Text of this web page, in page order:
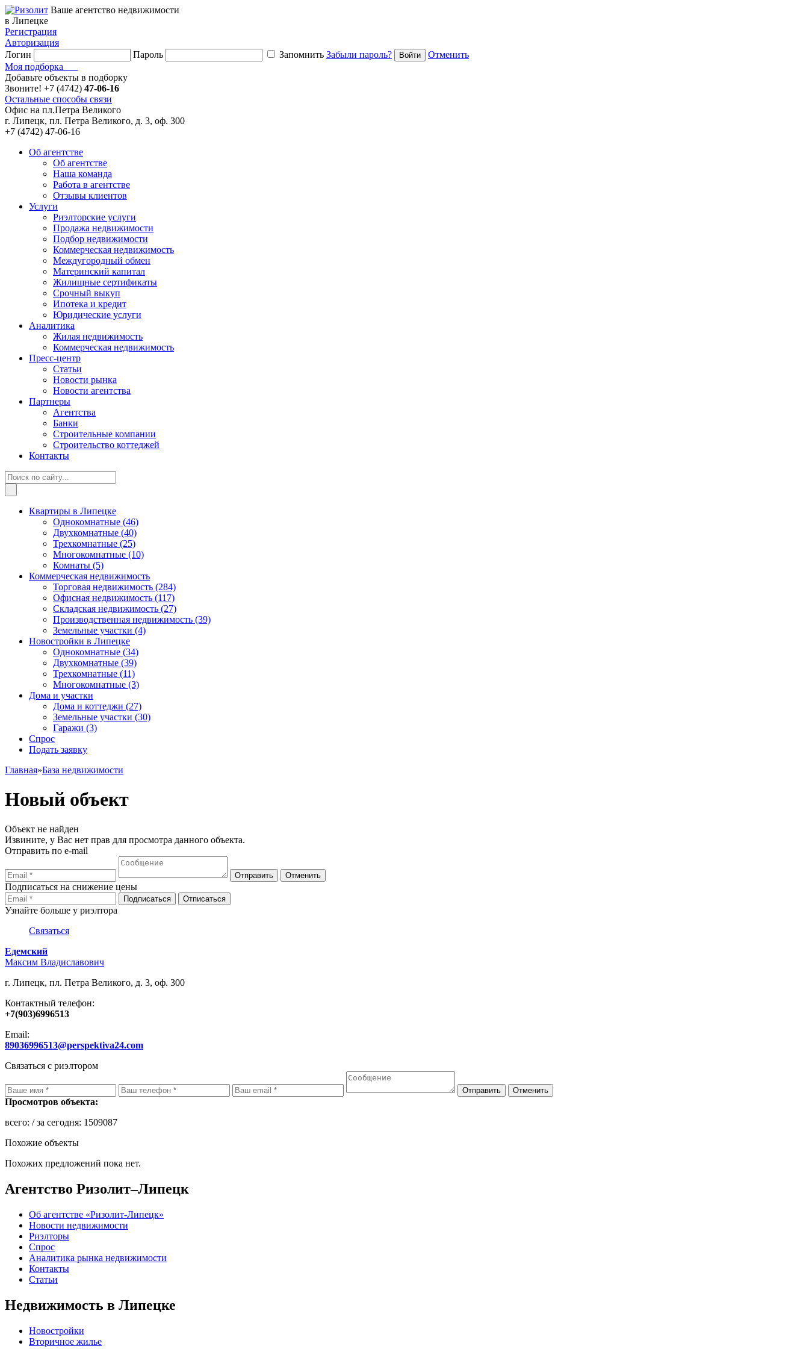
Ваше агентство недвижимости
в Липецке
Регистрация
Авторизация
Логин
Пароль Запомнить Забыли пароль?
Отменить
Моя подборка
Добавьте объекты в подборку
Звоните! +7 (4742) 47-06-16
Остальные способы связи
Офис на пл.Петра Великого
г. Липецк, пл. Петра Великого, д. 3, оф. 300
+7 (4742) 47-06-16
Об агентстве
Об агентстве
Наша команда
Работа в агентстве
Отзывы клиентов
Услуги
Риэлторские услуги
Продажа недвижимости
Подбор недвижимости
Коммерческая недвижимость
Междугородный обмен
Материнский капитал
Жилищные сертификаты
Срочный выкуп
Ипотека и кредит
Юридические услуги
Аналитика
Жилая недвижимость
Коммерческая недвижимость
Пресс-центр
Статьи
Новости рынка
Новости агентства
Партнеры
Агентства
Банки
Строительные компании
Строительство коттеджей
Контакты
Квартиры в Липецке
Однокомнатные (46)
Двухкомнатные (40)
Трехкомнатные (25)
Многокомнатные (10)
Комнаты (5)
Коммерческая недвижимость
Торговая недвижимость (284)
Офисная недвижимость (117)
Складская недвижимость (27)
Производственная недвижимость (39)
Земельные участки (4)
Новостройки в Липецке
Однокомнатные (34)
Двухкомнатные (39)
Трехкомнатные (11)
Многокомнатные (3)
Дома и участки
Дома и коттеджи (27)
Земельные участки (30)
Гаражи (3)
Спрос
Подать заявку
Главная»База недвижимости
Новый объект
Объект не найден
Извините, у Вас нет прав для просмотра данного объекта.
Отправить по e-mail
Подписаться на снижение цены
Узнайте больше у риэлтора
Связаться
Едемский
Максим Владиславович
г. Липецк, пл. Петра Великого, д. 3, оф. 300
Контактный телефон:
+7(903)6996513
Email:
89036996513@perspektiva24.com
Связаться с риэлтором
Просмотров объекта:
всего: / за сегодня: 1509087
Похожие объекты
Похожих предложений пока нет.
Агентство Ризолит–Липецк
Об агентстве «Ризолит-Липецк»
Новости недвижимости
Риэлторы
Спрос
Аналитика рынка недвижимости
Контакты
Статьи
Недвижимость в Липецке
Новостройки
Вторичное жилье